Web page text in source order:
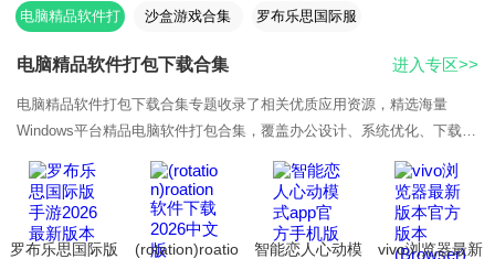
电脑精品软件打
沙盒游戏合集 罗布乐思国际服
电脑精品软件打包下载合集
电脑精品软件打包下载合集专题收录了相关优质应用资源，精选海量
Windows平台精品电脑软件打包合集，覆盖办公设计、系统优化、下载解
压等分类，全部去除捆绑广告，提供网盘打包直链下载，附带详细安装步
骤与常见问题修
进入专区>>
罗布乐思国际版
(rotation)roatio
智能恋人心动模
vivo浏览器最新